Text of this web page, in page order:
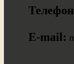
E-mail: